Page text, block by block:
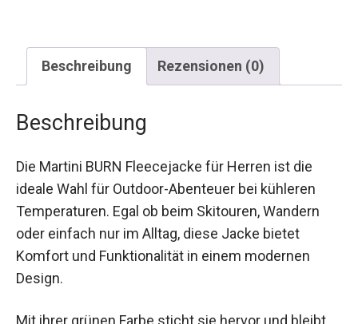
Beschreibung Rezensionen (0)
Beschreibung
ideale Wahl für Outdoor-Abenteuer bei kühleren
Temperaturen. Egal ob beim Skitouren, Wandern
oder einfach nur im Alltag, diese Jacke bietet
Komfort und Funktionalität in einem modernen
Design.